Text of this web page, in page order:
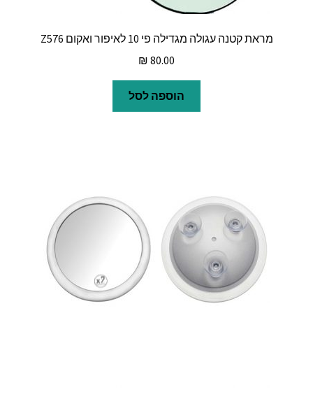
מראת קטנה עגולה מגדילה פי 10 לאיפור ואקום Z576
₪ 80.00
הוספה לסל